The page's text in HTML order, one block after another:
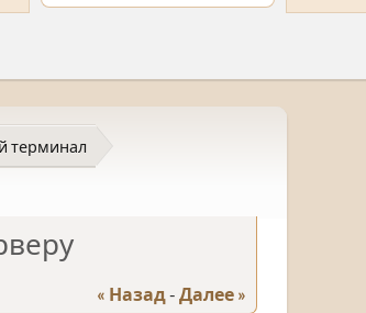
терминал
« Назад - Далее »